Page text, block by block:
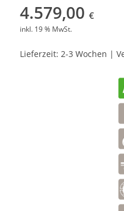
4.579,00 €
inkl. 19 % MwSt.
Lieferzeit: 2-3 Wochen |